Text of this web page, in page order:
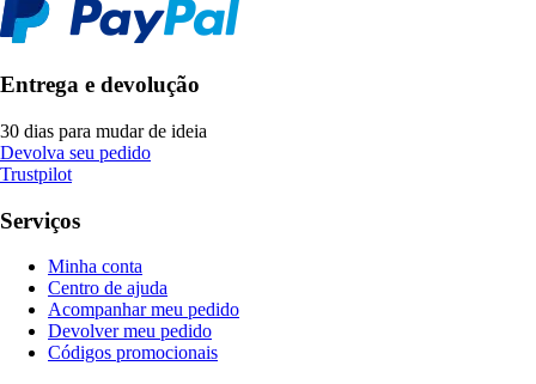
Entrega e devolução
30 dias para mudar de ideia
Devolva seu pedido
Trustpilot
Serviços
Minha conta
Centro de ajuda
Acompanhar meu pedido
Devolver meu pedido
Códigos promocionais